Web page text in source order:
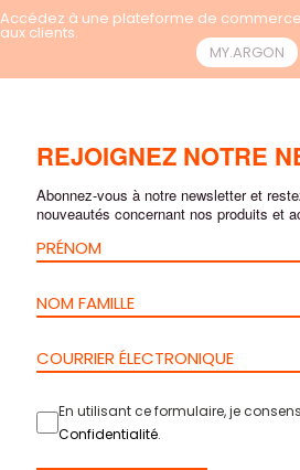
Accédez à une plateforme de
aux clients.
MY.ARGON
REJOIGNEZ NOTRE
Abonnez-vous à notre newsletter et
nouveautés concernant nos produits et
En utilisant ce formulaire, je
Confidentialité.